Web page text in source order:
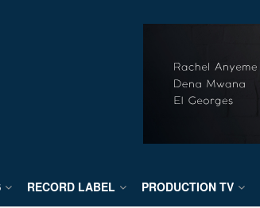
RECORD LABEL PRODUCTION TV